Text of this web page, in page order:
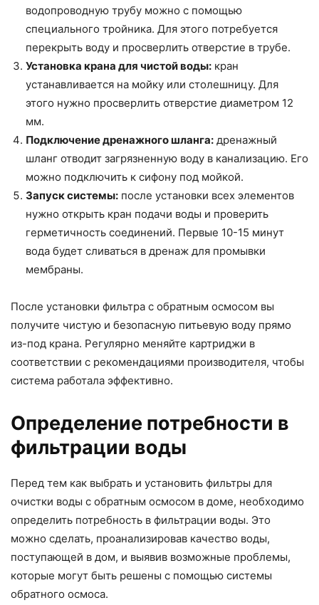
водопроводную трубу можно с помощью
специального тройника. Для этого потребуется
перекрыть воду и просверлить отверстие в трубе.
Установка крана для чистой воды: кран
устанавливается на мойку или столешницу. Для
этого нужно просверлить отверстие диаметром 12
мм.
Подключение дренажного шланга: дренажный
шланг отводит загрязненную воду в канализацию. Его
можно подключить к сифону под мойкой.
Запуск системы: после установки всех элементов
нужно открыть кран подачи воды и проверить
герметичность соединений. Первые 10-15 минут
вода будет сливаться в дренаж для промывки
мембраны.
После установки фильтра с обратным осмосом вы
получите чистую и безопасную питьевую воду прямо
из-под крана. Регулярно меняйте картриджи в
соответствии с рекомендациями производителя, чтобы
система работала эффективно.
Определение потребности в
фильтрации воды
Перед тем как выбрать и установить фильтры для
очистки воды с обратным осмосом в доме, необходимо
определить потребность в фильтрации воды. Это
можно сделать, проанализировав качество воды,
поступающей в дом, и выявив возможные проблемы,
которые могут быть решены с помощью системы
обратного осмоса.